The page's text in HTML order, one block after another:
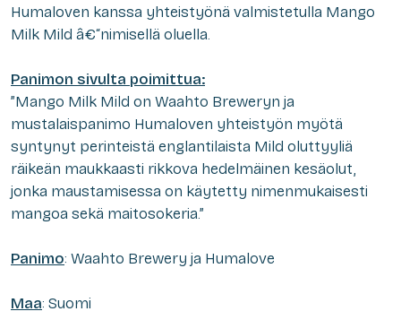
Humaloven kanssa yhteistyönä valmistetulla Mango
Milk Mild â€“nimisellä oluella.
Panimon sivulta poimittua:
”Mango Milk Mild on Waahto Breweryn ja
mustalaispanimo Humaloven yhteistyön myötä
syntynyt perinteistä englantilaista Mild oluttyyliä
räikeän maukkaasti rikkova hedelmäinen kesäolut,
jonka maustamisessa on käytetty nimenmukaisesti
mangoa sekä maitosokeria.”
Panimo: Waahto Brewery ja Humalove
Maa: Suomi